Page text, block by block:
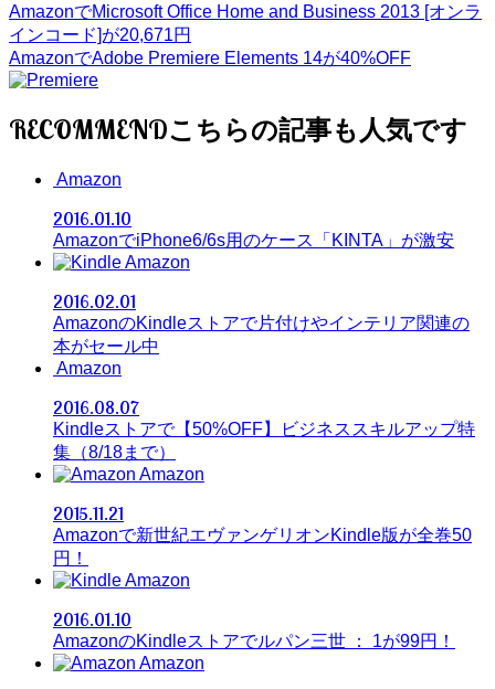
AmazonでMicrosoft Office Home and Business 2013 [オンラ
インコード]が20,671円
AmazonでAdobe Premiere Elements 14が40%OFF
RECOMMEND
Amazon
2016.01.10
AmazonでiPhone6/6s用のケース「KINTA」が激安
Amazon
2016.02.01
AmazonのKindleストアで片付けやインテリア関連の
本がセール中
Amazon
2016.08.07
Kindleストアで【50%OFF】ビジネススキルアップ特
集（8/18まで）
Amazon
2015.11.21
Amazonで新世紀エヴァンゲリオンKindle版が全巻50
円！
Amazon
2016.01.10
AmazonのKindleストアでルパン三世 ： 1が99円！
Amazon